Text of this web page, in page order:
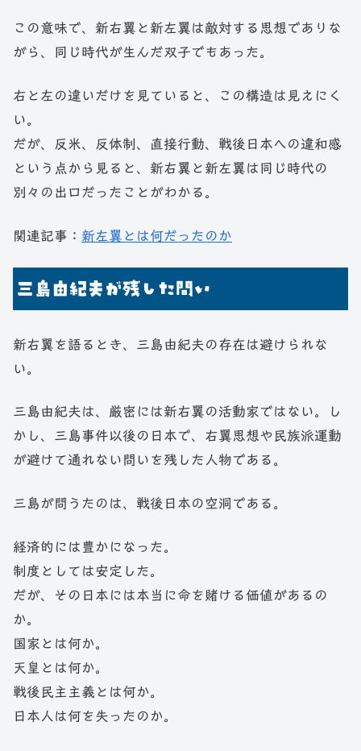
この意味で、新右翼と新左翼は敵対する思想でありな
がら、同じ時代が生んだ双子でもあった。
右と左の違いだけを見ていると、この構造は見えにく
い。
だが、反米、反体制、直接行動、戦後日本への違和感
という点から見ると、新右翼と新左翼は同じ時代の
別々の出口だったことがわかる。
関連記事： 新左翼とは何だったのか
三島由紀夫が残した問い
新右翼を語るとき、三島由紀夫の存在は避けられな
い。
三島由紀夫は、厳密には新右翼の活動家ではない。し
かし、三島事件以後の日本で、右翼思想や民族派運動
が避けて通れない問いを残した人物である。
三島が問うたのは、戦後日本の空洞である。
経済的には豊かになった。
制度としては安定した。
だが、その日本には本当に命を賭ける価値があるの
か。
国家とは何か。
天皇とは何か。
戦後民主主義とは何か。
日本人は何を失ったのか。